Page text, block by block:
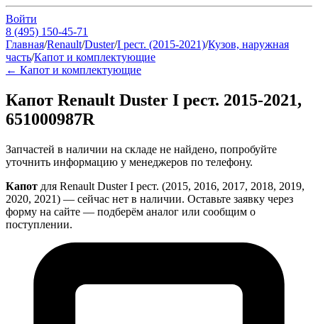
Войти
8 (495) 150-45-71
Главная/Renault/Duster/I рест. (2015-2021)/Кузов, наружная
часть/Капот и комплектующие
← Капот и комплектующие
Капот Renault Duster I рест. 2015-2021,
651000987R
Запчастей в наличии на складе не найдено, попробуйте
уточнить информацию у менеджеров по телефону.
Капот для Renault Duster I рест. (2015, 2016, 2017, 2018, 2019,
2020, 2021) — сейчас нет в наличии. Оставьте заявку через
форму на сайте — подберём аналог или сообщим о
поступлении.